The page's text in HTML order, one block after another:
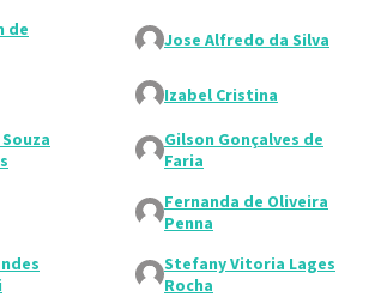
de
Jose Alfredo da Silva
Izabel Cristina
Gilson Gonçalves de
Faria
Fernanda de Oliveira
Penna
Stefany Vitoria Lages
Rocha